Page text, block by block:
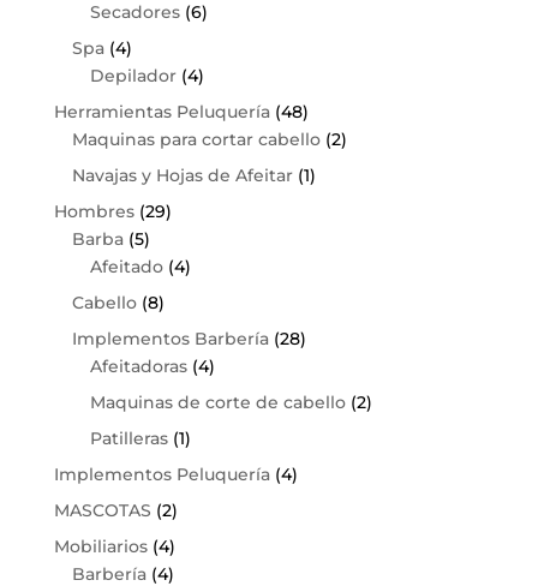
Secadores (6)
Spa (4)
Depilador (4)
Herramientas Peluquería (48)
Maquinas para cortar cabello (2)
Navajas y Hojas de Afeitar (1)
Hombres (29)
Barba (5)
Afeitado (4)
Cabello (8)
Implementos Barbería (28)
Afeitadoras (4)
Maquinas de corte de cabello (2)
Patilleras (1)
Implementos Peluquería (4)
MASCOTAS (2)
Mobiliarios (4)
Barbería (4)